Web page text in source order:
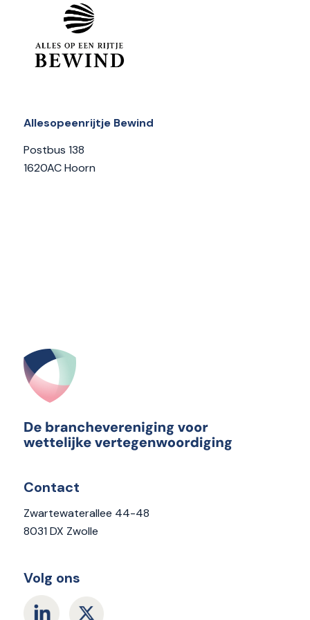
Allesopeenrijtje Bewind
Postbus 138
1620AC Hoorn
Contact
Zwartewaterallee 44-48
8031 DX Zwolle
Volg ons